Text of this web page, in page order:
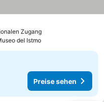
ZugangPreise sehen
sehen
del Istmo
Preise sehen